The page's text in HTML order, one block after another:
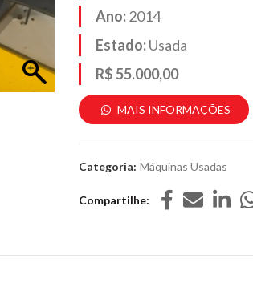
Ano:2014
Estado:Usada
R$ 55.000,00
MAIS INFORMAÇÕES
Categoria: Máquinas Usadas
Compartilhe